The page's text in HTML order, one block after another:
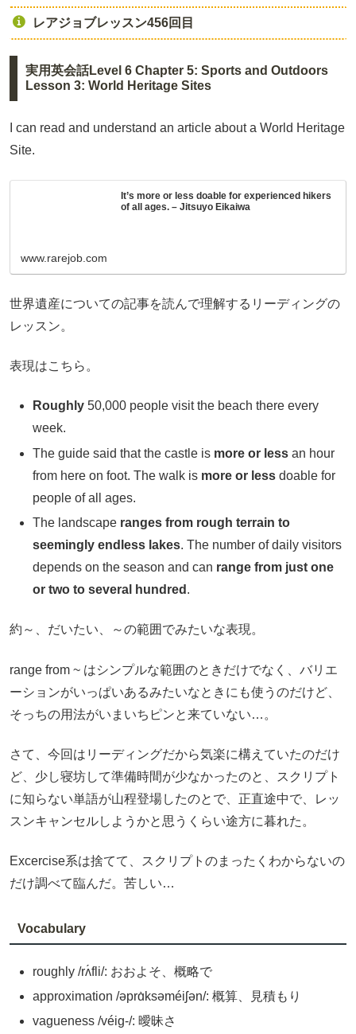
レアジョブレッスン456回目
実用英会話Level 6 Chapter 5: Sports and Outdoors
Lesson 3: World Heritage Sites
I can read and understand an article about a World Heritage
Site.
It’s more or less doable for experienced hikers
of all ages. – Jitsuyo Eikaiwa
www.rarejob.com
世界遺産についての記事を読んで理解するリーディングの
レッスン。
表現はこちら。
Roughly 50,000 people visit the beach there every
week.
The guide said that the castle is more or less an hour
from here on foot. The walk is more or less doable for
people of all ages.
The landscape ranges from rough terrain to
seemingly endless lakes. The number of daily visitors
depends on the season and can range from just one
or two to several hundred .
約～、だいたい、～の範囲でみたいな表現。
range from ~ はシンプルな範囲のときだけでなく、バリエ
ーションがいっぱいあるみたいなときにも使うのだけど、
そっちの用法がいまいちピンと来ていない…。
さて、今回はリーディングだから気楽に構えていたのだけ
ど、少し寝坊して準備時間が少なかったのと、スクリプト
に知らない単語が山程登場したのとで、正直途中で、レッ
スンキャンセルしようかと思うくらい途方に暮れた。
Excercise系は捨てて、スクリプトのまったくわからないの
だけ調べて臨んだ。苦しい…
Vocabulary
roughly /rʌ́fli/: おおよそ、概略で
approximation /əprɑ̀ksəméiʃən/: 概算、見積もり
vagueness /véig-/: 曖昧さ